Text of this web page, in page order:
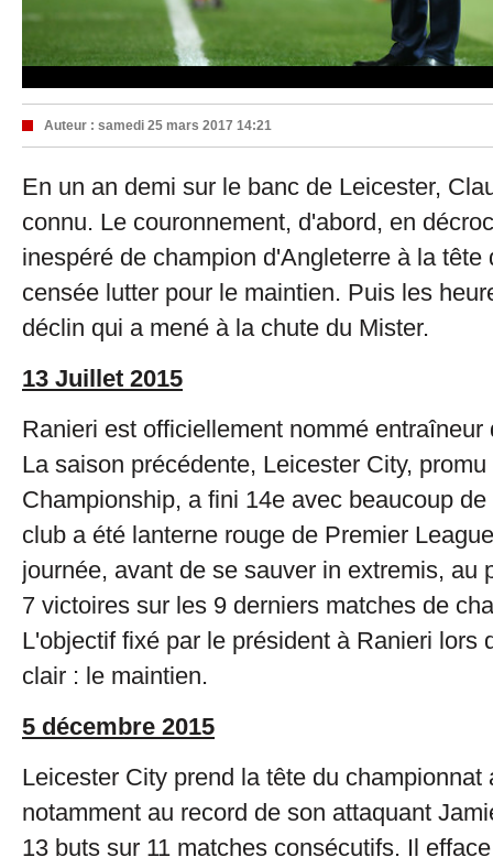
Auteur : samedi 25 mars 2017 14:21
En un an demi sur le banc de Leicester,
connu. Le couronnement, d'abord, en
inespéré de champion d'Angleterre à la tête
censée lutter pour le maintien. Puis les
déclin qui a mené à la chute du Mister.
13 Juillet 2015
Ranieri est officiellement nommé entraîneur
La saison précédente, Leicester City, promu
Championship, a fini 14e avec beaucoup
club a été lanterne rouge de Premier
journée, avant de se sauver in extremis, au
7 victoires sur les 9 derniers matches de
L'objectif fixé par le président à Ranieri lors
clair : le maintien.
5 décembre 2015
Leicester City prend la tête du championnat
notamment au record de son attaquant
13 buts sur 11 matches consécutifs. Il